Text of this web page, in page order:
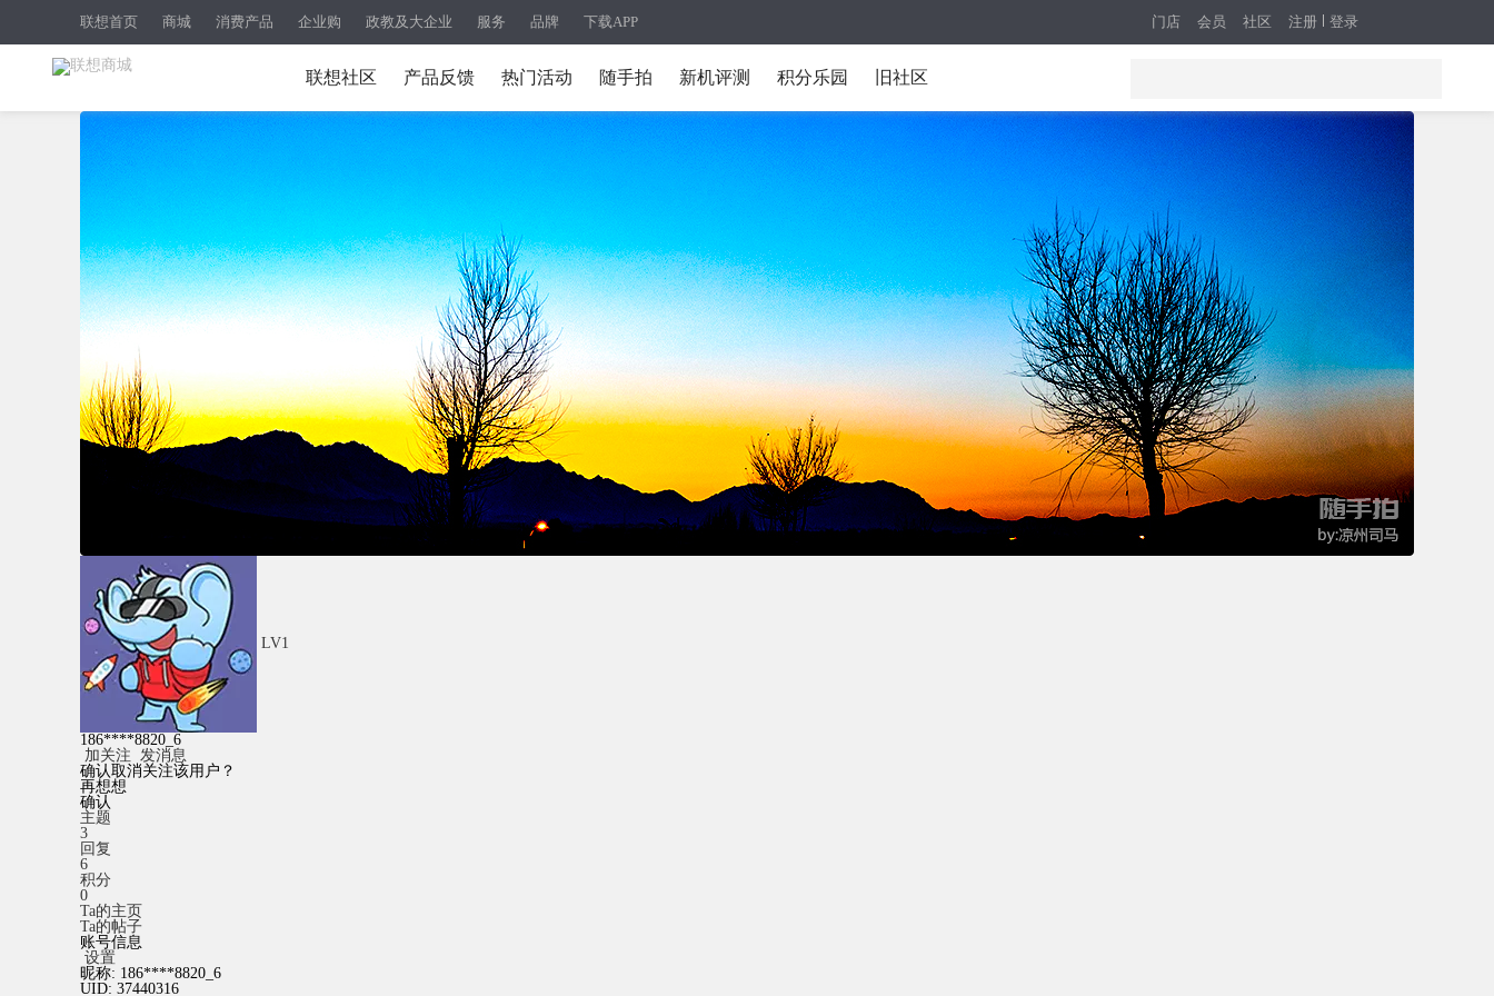
联想首页 商城 消费产品 企业购 政教及大企业 服务 品牌 下载APP 注册 登录
门店 会员 社区
联想社区 产品反馈 热门活动 随手拍 新机评测 积分乐园 旧社区
LV1
186****8820_6
加关注 发消息
确认取消关注该用户？
再想想
确认
主题
3
回复
6
积分
0
Ta的主页
Ta的帖子
账号信息
设置
昵称: 186****8820_6
UID: 37440316